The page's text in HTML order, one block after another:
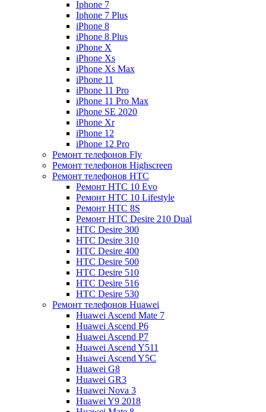
Iphone 7
Iphone 7 Plus
iPhone 8
iPhone 8 Plus
iPhone X
iPhone Xs
iPhone Xs Max
iPhone 11
iPhone 11 Pro
iPhone 11 Pro Max
iPhone SE 2020
iPhone Xr
iPhone 12
iPhone 12 Pro
Ремонт телефонов Fly
Ремонт телефонов Highscreen
Ремонт телефонов HTC
Ремонт HTC 10 Evo
Ремонт HTC 10 Lifestyle
Ремонт HTC 8S
Ремонт HTC Desire 210 Dual
HTC Desire 300
HTC Desire 310
HTC Desire 400
HTC Desire 500
HTC Desire 510
HTC Desire 516
HTC Desire 530
Ремонт телефонов Huawei
Huawei Ascend Mate 7
Huawei Ascend P6
Huawei Ascend P7
Huawei Ascend Y511
Huawei Ascend Y5C
Huawei G8
Huawei GR3
Huawei Nova 3
Huawei Y9 2018